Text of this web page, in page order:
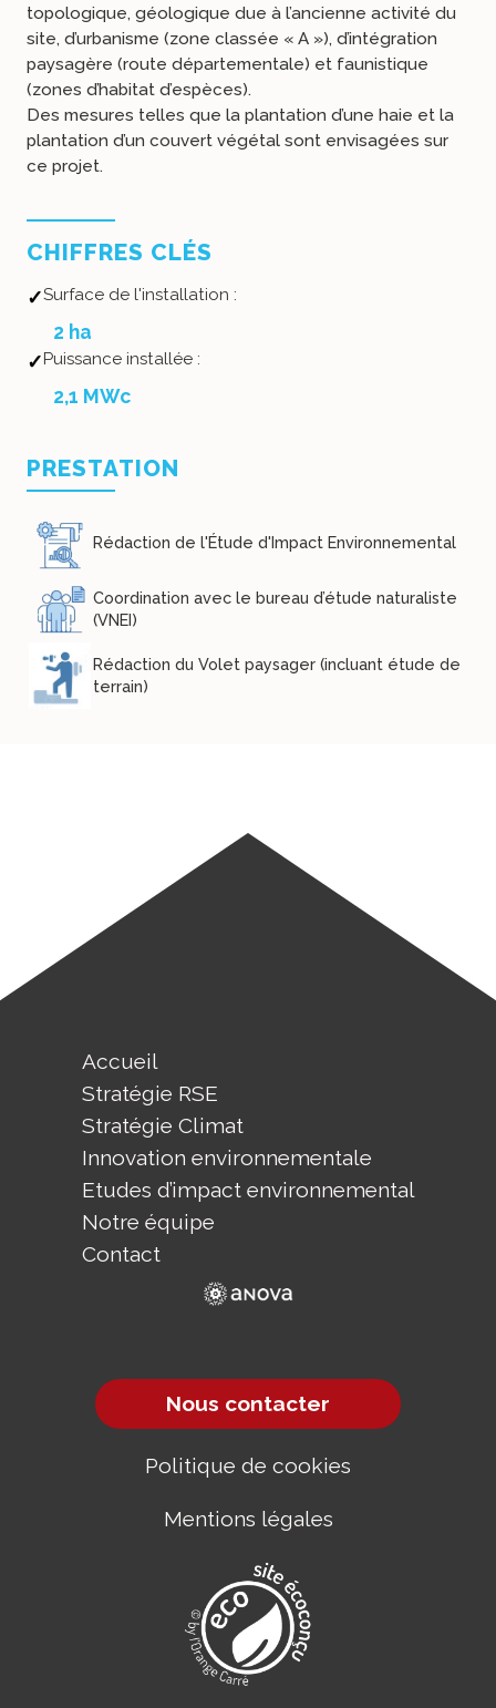
topologique, géologique due à l’ancienne activité du
site, d’urbanisme (zone classée « A »), d’intégration
paysagère (route départementale) et faunistique
(zones d’habitat d’espèces).
Des mesures telles que la plantation d’une haie et la
plantation d’un couvert végétal sont envisagées sur
ce projet.
CHIFFRES CLÉS
Surface de l'installation :
2 ha
Puissance installée :
2,1 MWc
PRESTATION
Rédaction de l'Étude d'Impact Environnemental
Coordination avec le bureau d’étude naturaliste
(VNEI)
Rédaction du Volet paysager (incluant étude de
terrain)
Accueil
Stratégie RSE
Stratégie Climat
Innovation environnementale
Etudes d’impact environnemental
Notre équipe
Contact
Nous contacter
Politique de cookies
Mentions légales